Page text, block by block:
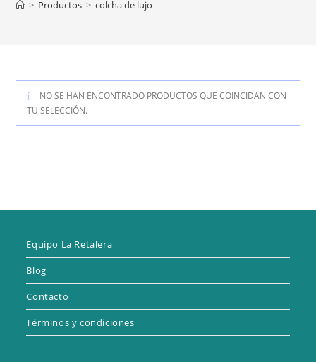
> Productos > colcha de lujo
NO SE HAN ENCONTRADO PRODUCTOS QUE COINCIDAN CON
TU SELECCIÓN.
Equipo La Retalera
Blog
Contacto
Términos y condiciones